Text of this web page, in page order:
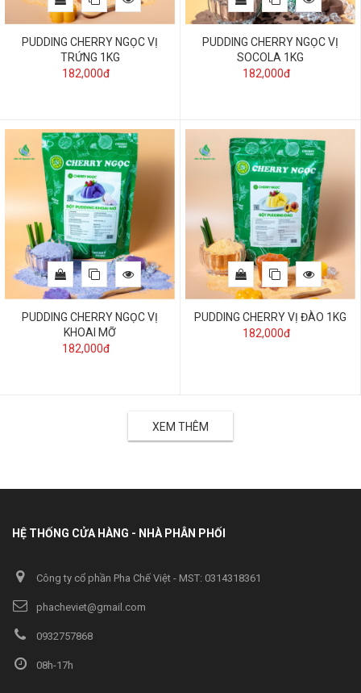
PUDDING CHERRY NGỌC VỊ
TRỨNG 1KG
182,000đ
PUDDING CHERRY NGỌC VỊ
SOCOLA 1KG
182,000đ
PUDDING CHERRY NGỌC VỊ
KHOAI MỠ
182,000đ
PUDDING CHERRY VỊ ĐÀO 1KG
182,000đ
XEM THÊM
HỆ THỐNG CỬA HÀNG - NHÀ PHÂN PHỐI
Công ty cổ phần Pha Chế Việt - MST: 0314318361
phacheviet@gmail.com
0932757868
08h-17h